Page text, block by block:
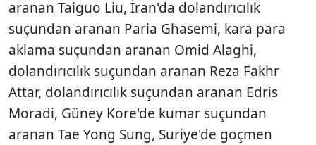
aranan Taiguo Liu, İran'da dolandırıcılık
suçundan aranan Paria Ghasemi, kara para
aklama suçundan aranan Omid Alaghi,
dolandırıcılık suçundan aranan Reza Fakhr
Attar, dolandırıcılık suçundan aranan Edris
Moradi, Güney Kore'de kumar suçundan
aranan Tae Yong Sung, Suriye'de göçmen